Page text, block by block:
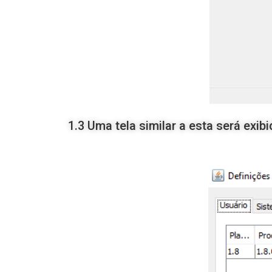
1.3 Uma tela similar a esta será